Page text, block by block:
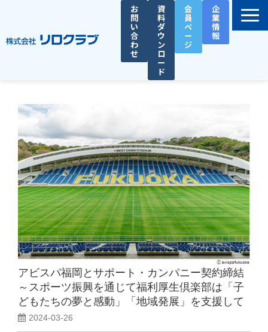
お
問
い
合
わ
せ
資
料
ダ
ウ
ン
ロ
ー
ド
会
員
ペ
ー
ジ
企
業
情
報
お役立ち資料
導入事例
セミナー
総務人事タイムズ
アビスパ福岡とサポート・カンパニー契約締結
～スポーツ振興を通じて福利厚生倶楽部は「子
どもたちの夢と感動」「地域発展」を支援して
まいります
2024-03-26